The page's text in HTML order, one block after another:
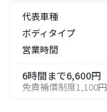
代表車種
ボディタイプ
営業時間
6時間まで6,600円
免責補償制度1,100円